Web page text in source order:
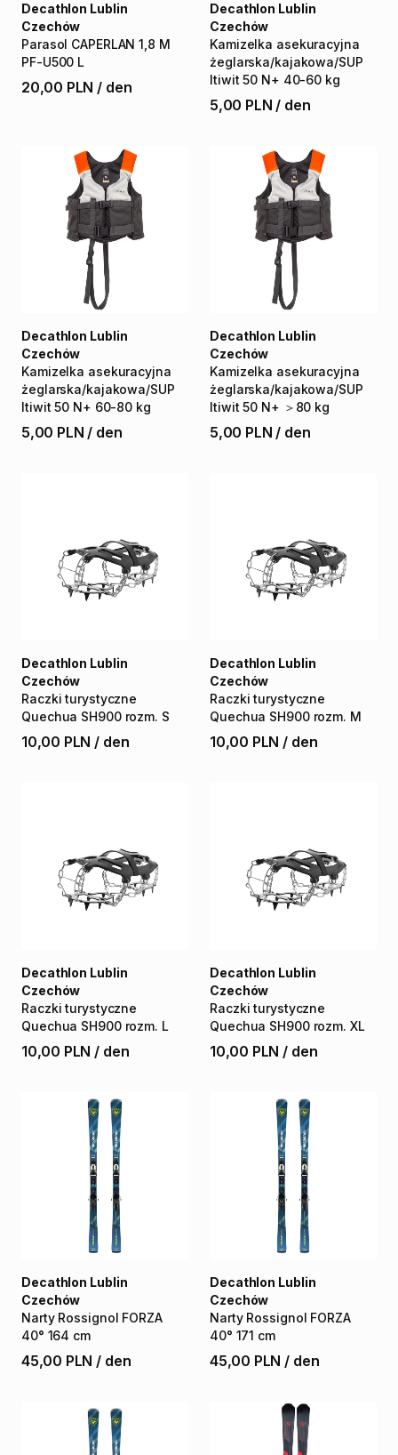
Parasol CAPERLAN 1 8 M
PF-U500 L
Decathlon Lublin
Czechów
20,00 PLN / den
Kamizelka asekuracyjna
żeglarska​/​kajakowa​/​SUP
Itiwit 50 N+ 40-60 kg
Decathlon Lublin
Czechów
5,00 PLN / den
Kamizelka asekuracyjna
żeglarska​/​kajakowa​/​SUP
Itiwit 50 N+ 60-80 kg
Decathlon Lublin
Czechów
5,00 PLN / den
Kamizelka asekuracyjna
żeglarska​/​kajakowa​/​SUP
Itiwit 50 N+ ＞80 kg
Decathlon Lublin
Czechów
5,00 PLN / den
Raczki turystyczne
Quechua SH900 rozm. S
Decathlon Lublin
Czechów
10,00 PLN / den
Raczki turystyczne
Quechua SH900 rozm. M
Decathlon Lublin
Czechów
10,00 PLN / den
Raczki turystyczne
Quechua SH900 rozm. L
Decathlon Lublin
Czechów
10,00 PLN / den
Raczki turystyczne
Quechua SH900 rozm. XL
Decathlon Lublin
Czechów
10,00 PLN / den
Narty Rossignol FORZA
40° 164 cm
Decathlon Lublin
Czechów
45,00 PLN / den
Narty Rossignol FORZA
40° 171 cm
Decathlon Lublin
Czechów
45,00 PLN / den